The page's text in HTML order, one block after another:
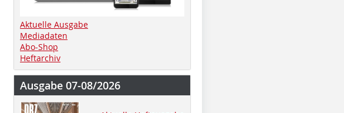
Aktuelle Ausgabe
Mediadaten
Abo-Shop
Heftarchiv
Ausgabe 07-08/2026